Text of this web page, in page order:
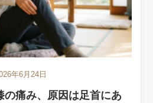
年6月24日
の痛み、原因は足首にあ